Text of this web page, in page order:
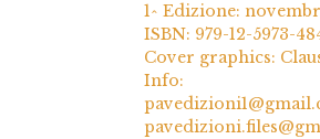
1^ Edizione:
ISBN: 979-12-5973-
Cover graphics:
Info: